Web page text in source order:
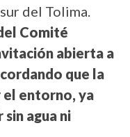
del Tolima.
Comité
abierta a
que la
el entorno, ya
agua ni